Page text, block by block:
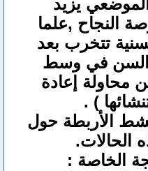
يزيد
النجاح ,علما
تتخرب بعد
في وسط
إعادة
) .
الأربطة حول
الحالات.
الخاصة :